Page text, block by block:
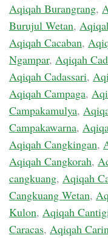
Aqiqah Burangrang,
Burujul Wetan,
Aqiqah Cacaban,
Ngampar, Aqiqah
Aqiqah Cadassari,
Aqiqah Campaga,
Campakamulya,
Campakawarna,
Aqiqah Cangkingan,
Aqiqah Cangkorah,
cangkuang, Aqiqah
Cangkuang Wetan,
Kulon, Aqiqah
Caracas, Aqiqah